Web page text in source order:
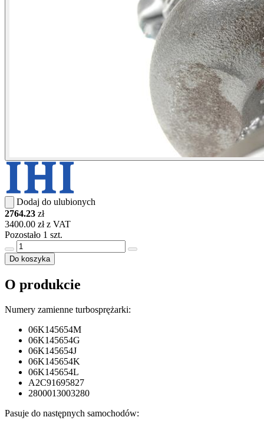
Dodaj do ulubionych
2764.23 zł
3400.00 zł z VAT
Pozostało 1 szt.
Do koszyka
O produkcie
Numery zamienne turbosprężarki:
06K145654M
06K145654G
06K145654J
06K145654K
06K145654L
A2C91695827
2800013003280
Pasuje do następnych samochodów: